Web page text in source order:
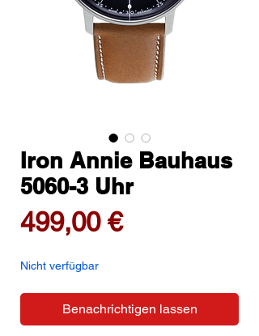
Iron Annie Bauhaus
5060-3 Uhr
499,00 €Preis
Nicht verfügbar
Benachrichtigen lassen